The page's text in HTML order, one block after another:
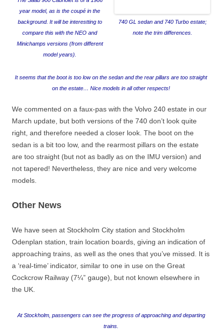
year model, as is the coupé in the
background. It will be interestting to
compare this with the NEO and
Minichamps versions (from different
model years).
740 GL sedan and 740 Turbo estate;
note the trim differences.
It seems that the boot is too low on the sedan and the rear pillars are too straight
on the estate… Nice models in all other respects!
We commented on a faux-pas with the Volvo 240 estate in our
March update, but both versions of the 740 don’t look quite
right, and therefore needed a closer look. The boot on the
sedan is a bit too low, and the rearmost pillars on the estate
are too straight (but not as badly as on the IMU version) and
not tapered! Nevertheless, they are nice and very welcome
models.
Other News
We have seen at Stockholm City station and Stockholm
Odenplan station, train location boards, giving an indication of
approaching trains, as well as the ones that you’ve missed. It is
a ‘real-time’ indicator, similar to one in use on the Great
Cockcrow Railway (7¼” gauge), but not known elsewhere in
the UK.
At Stockholm, passengers can see the progress of approaching and departing
trains.